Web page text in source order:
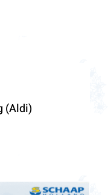
(Aldi)